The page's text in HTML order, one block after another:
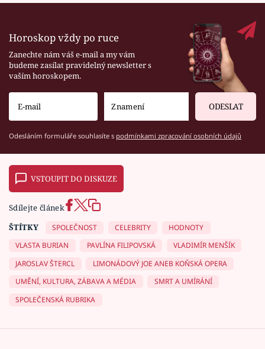
Horoskop vždy po ruce
Zanechte nám váš e-mail a my vám
budeme zasílat pravidelný newsletter s
vaším horoskopem.
ODESLAT
Odesláním formuláře souhlasíte s podmínkami zpracování osobních údajů
VSTOUPIT DO DISKUZE
Sdílejte článek
ŠTÍTKY
SPOLEČNOST CELEBRITY
HODNOTY
VLASTA BURIAN
PAVLÍNA FILIPOVSKÁ
VLADIMÍR MENŠÍK
JAROSLAV ŠTERCL
LIMONÁDOVÝ JOE ANEB KOŇSKÁ OPERA
UMĚNÍ, KULTURA, ZÁBAVA A MÉDIA
SMRT A UMÍRÁNÍ
SPOLEČENSKÁ RUBRIKA